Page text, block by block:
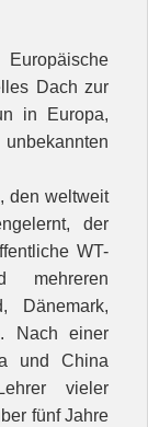
Dach zur
in Europa,
den weltweit
der
WT-
mehreren
Dänemark,
Nach einer
und China
vieler
fünf Jahre